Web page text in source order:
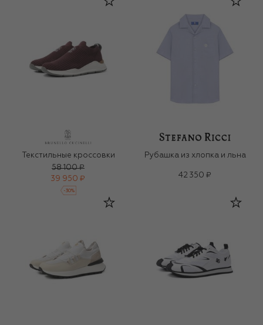
Текстильные кроссовки
58 100 ₽
39 950 ₽
-30%
Рубашка из хлопка и льна
42 350 ₽